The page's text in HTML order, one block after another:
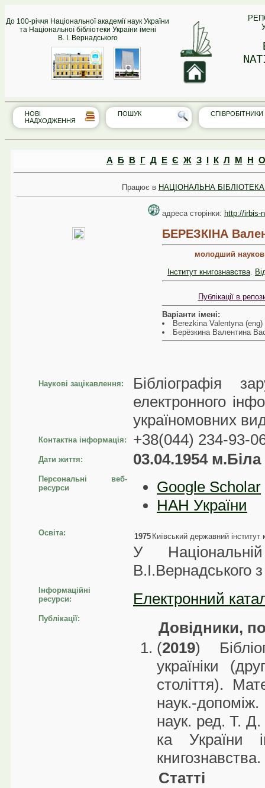
До 100-річчя Національної академії наук України
та Національної бібліотеки України імені
В. І. Вернадського
НОВІ
НАДХОДЖЕННЯ
ПОШУК СПІВРО‎БІТНИКИ
А Б В Г Д Е Є Ж З К Л М Н О
Працює в НАЦІОНАЛЬНА
адреса сторінки: http://irbis-
БЕРЕЗКІНА
молодший
Інститут книгознавства
Публікації в
Варіанти імені:
Berezkina Valentyna (eng)
Берёзкина Валентина
Наукові зацікавлення:
Бібліографія
електронного
україномовних
Контактна інформація: +38(044) 234-93-
Дати життя: 03.04.1954
Персональні веб-
ресурси
Google Scholar
НАН України
Освіта: 1975 Київський державний інститут
У
В.І.Вернадського
Інформаційні
ресурси:
Електронний
Публікації:
Довідники,
(2019)
україніки
століття).
наук.-
наук. ред. Т.
ка України
Статті